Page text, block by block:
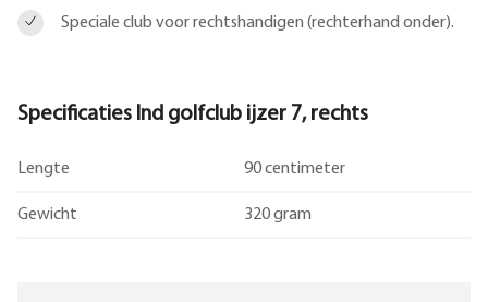
Speciale club voor rechtshandigen (rechterhand onder).
Specificaties Ind golfclub ijzer 7, rechts
Lengte 90 centimeter
Gewicht 320 gram